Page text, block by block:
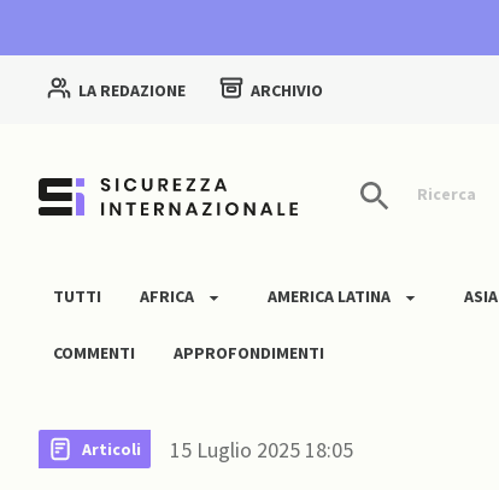
LA REDAZIONE ARCHIVIO
Ricerca
TUTTI AFRICA AMERICA LATINA ASIA
COMMENTI APPROFONDIMENTI
Articoli 15 Luglio 2025 18:05